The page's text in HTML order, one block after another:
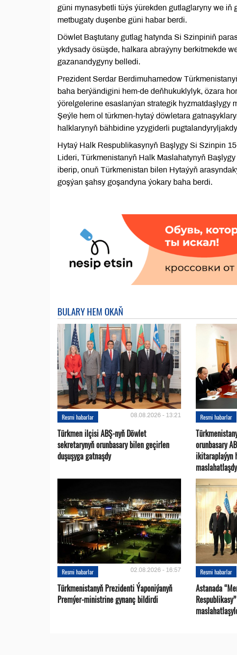
güni mynasybetli tüýs ýürekden gutlaglaryny we
metbugaty duşenbe güni habar berdi.
Döwlet Baştutany gutlag hatynda Si Szinpiniň
ykdysady ösüşde, halkara abraýyny berkitmekde
gazanandygyny belledi.
Prezident Serdar Berdimuhamedow
baha berýändigini hem-de deňhukuklylyk, özara
ýörelgelerine esaslanýan strategik hyzmatdaşlygy
Şeýle hem ol türkmen-hytaý döwletara
halklarynyň bähbidine yzygiderli
Hytaý Halk Respublikasynyň Başlygy Si Szinpin
Lideri, Türkmenistanyň Halk Maslahatynyň
iberip, onuň Türkmenistan bilen Hytaýyň
goşýan şahsy goşandyna ýokary baha berdi.
BULARY HEM OKAŇ
Resmi habarlar 08.08.2026 - 13:21
Türkmen ilçisi ABŞ-nyň Döwlet
sekretarynyň orunbasary bilen geçirlen
duşuşyga gatnaşdy
Resmi habarlar
orunbasary
ikitaraplaýyn
maslahatlaşdy
Resmi habarlar 02.08.2026 - 16:57
Türkmenistanyň Prezidenti Ýaponiýanyň
Premýer-ministrine gynanç bildirdi
Resmi habarlar
Astanada